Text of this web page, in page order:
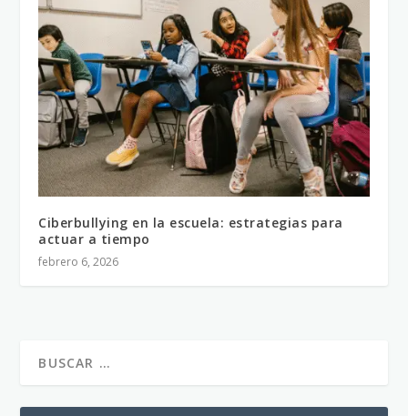
Ciberbullying en la escuela: estrategias para
actuar a tiempo
febrero 6, 2026